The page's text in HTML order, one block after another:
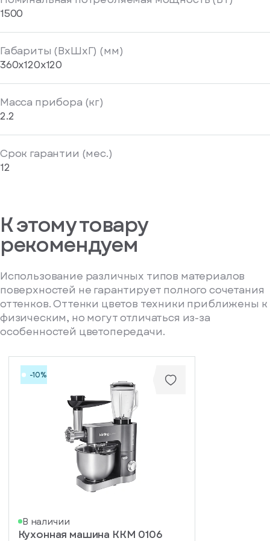
1500
Габариты (ВxШхГ) (мм)
360x120x120
Масса прибора (кг)
2.2
Срок гарантии (мес.)
12
К этому товару
рекомендуем
Использование различных типов материалов
поверхностей не гарантирует полного сочетания
оттенков. Оттенки цветов техники приближены к
физическим, но могут отличаться из-за
особенностей цветопередачи.
-10%
В наличии
Кухонная машина KKM 0106